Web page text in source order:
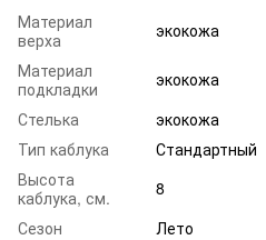
Материал
верха
экокожа
Материал
подкладки
экокожа
Стелька
экокожа
Тип каблука
Стандартный
Высота
каблука, см.
8
Сезон
Лето